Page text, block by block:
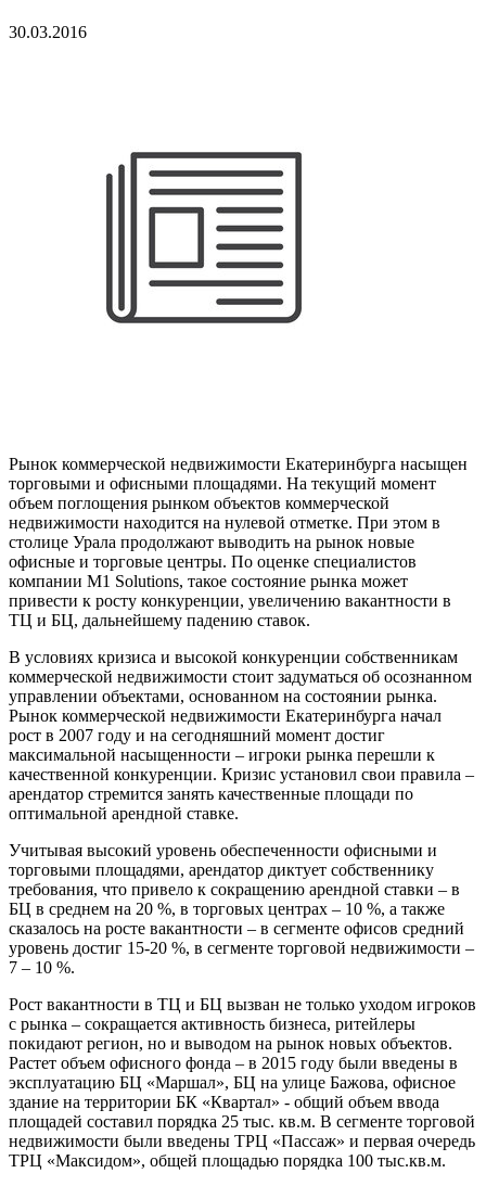
30.03.2016
Рынок коммерческой недвижимости Екатеринбурга насыщен
торговыми и офисными площадями. На текущий момент
объем поглощения рынком объектов коммерческой
недвижимости находится на нулевой отметке. При этом в
столице Урала продолжают выводить на рынок новые
офисные и торговые центры. По оценке специалистов
компании M1 Solutions, такое состояние рынка может
привести к росту конкуренции, увеличению вакантности в
ТЦ и БЦ, дальнейшему падению ставок.
В условиях кризиса и высокой конкуренции собственникам
коммерческой недвижимости стоит задуматься об осознанном
управлении объектами, основанном на состоянии рынка.
Рынок коммерческой недвижимости Екатеринбурга начал
рост в 2007 году и на сегодняшний момент достиг
максимальной насыщенности – игроки рынка перешли к
качественной конкуренции. Кризис установил свои правила –
арендатор стремится занять качественные площади по
оптимальной арендной ставке.
Учитывая высокий уровень обеспеченности офисными и
торговыми площадями, арендатор диктует собственнику
требования, что привело к сокращению арендной ставки – в
БЦ в среднем на 20 %, в торговых центрах – 10 %, а также
сказалось на росте вакантности – в сегменте офисов средний
уровень достиг 15-20 %, в сегменте торговой недвижимости –
7 – 10 %.
Рост вакантности в ТЦ и БЦ вызван не только уходом игроков
с рынка – сокращается активность бизнеса, ритейлеры
покидают регион, но и выводом на рынок новых объектов.
Растет объем офисного фонда – в 2015 году были введены в
эксплуатацию БЦ «Маршал», БЦ на улице Бажова, офисное
здание на территории БК «Квартал» - общий объем ввода
площадей составил порядка 25 тыс. кв.м. В сегменте торговой
недвижимости были введены ТРЦ «Пассаж» и первая очередь
ТРЦ «Максидом», общей площадью порядка 100 тыс.кв.м.